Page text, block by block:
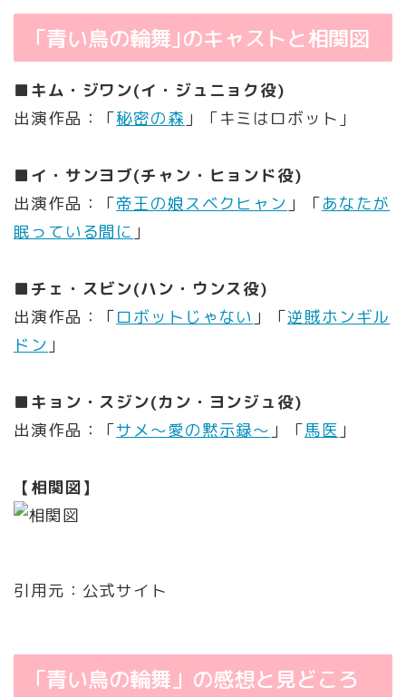
「青い鳥の輪舞｣のキャストと相関図
■キム・ジワン(イ・ジュニョク役)
出演作品：「秘密の森 」「キミはロボット｣
■イ・サンヨブ(チャン・ヒョンド役)
出演作品：「帝王の娘スベクヒャン 」「あなたが
眠っている間に ｣
■チェ・スビン(ハン・ウンス役)
出演作品：「ロボットじゃない 」「逆賊ホンギル
ドン ｣
■キョン・スジン(カン・ヨンジュ役)
出演作品：「サメ〜愛の黙示録〜 」「馬医 ｣
【相関図】
引用元：公式サイト
「青い鳥の輪舞」の感想と見どころ